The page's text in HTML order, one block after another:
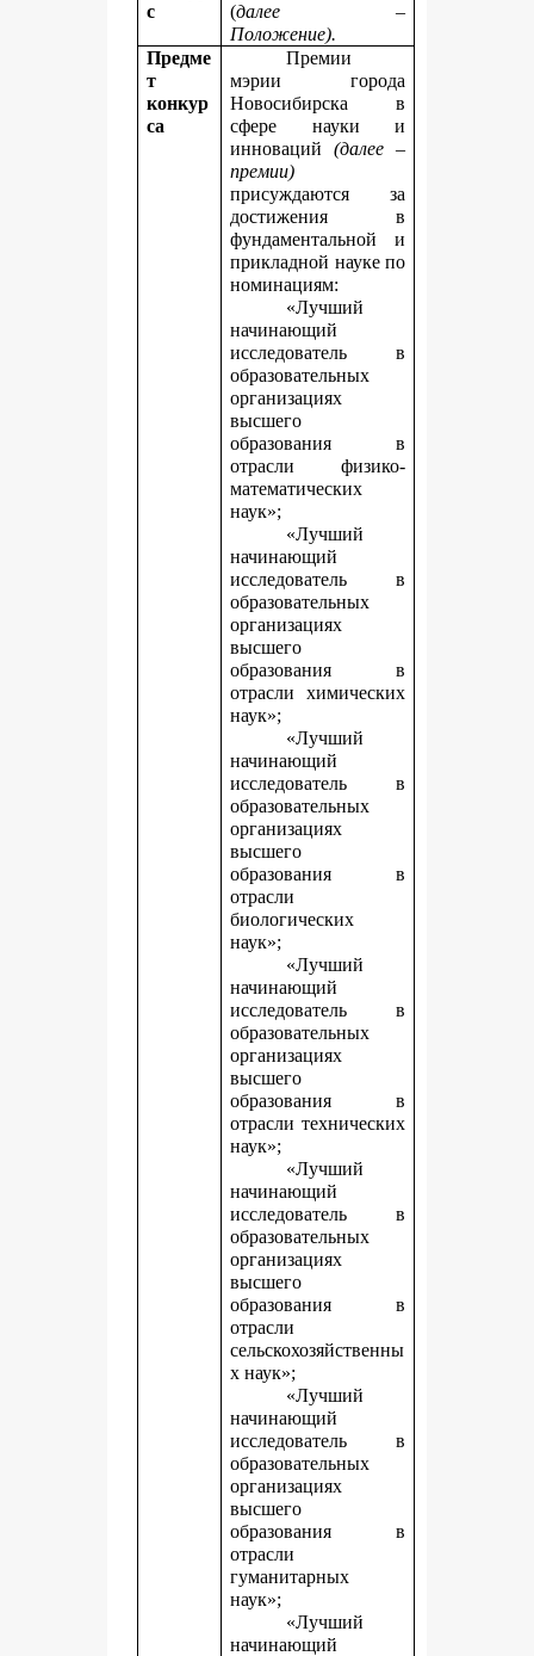
с
(далее –
Положение).
Предме
т
конкур
са
Премии
мэрии города
Новосибирска в
сфере науки и
инноваций (далее –
премии)
присуждаются за
достижения в
фундаментальной и
прикладной науке по
номинациям:
«Лучший
начинающий
исследователь в
образовательных
организациях
высшего
образования в
отрасли физико-
математических
наук»;
«Лучший
начинающий
исследователь в
образовательных
организациях
высшего
образования в
отрасли химических
наук»;
«Лучший
начинающий
исследователь в
образовательных
организациях
высшего
образования в
отрасли
биологических
наук»;
«Лучший
начинающий
исследователь в
образовательных
организациях
высшего
образования в
отрасли технических
наук»;
«Лучший
начинающий
исследователь в
образовательных
организациях
высшего
образования в
отрасли
сельскохозяйственны
х наук»;
«Лучший
начинающий
исследователь в
образовательных
организациях
высшего
образования в
отрасли
гуманитарных
наук»;
«Лучший
начинающий